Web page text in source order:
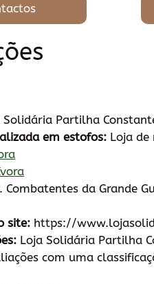
Solidária Partilha
em estofos: Loja de
Combatentes da Grande
site: https://
Loja Solidária Partilha
com uma